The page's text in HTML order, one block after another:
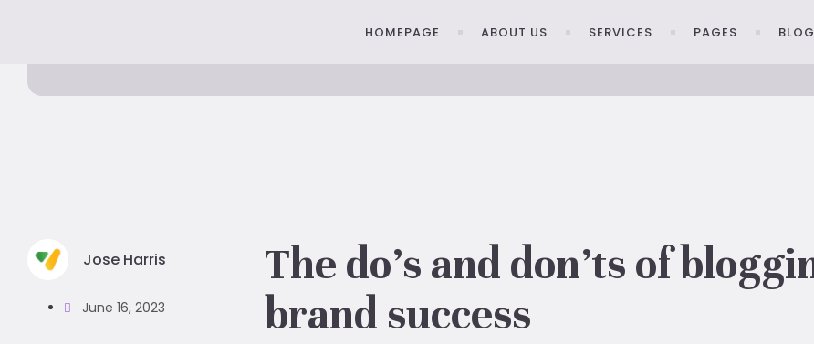
HOMEPAGE ABOUT US SERVICES PAGES
BLOG
Jose Harris
June 16, 2023
The do’s and don’ts of
brand success